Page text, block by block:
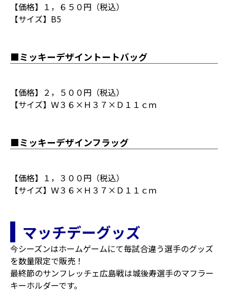
【価格】１，６５０円（税込）
【サイズ】B5
■ミッキーデザイントートバッグ
【価格】２，５００円（税込）
【サイズ】Ｗ３６×Ｈ３７×Ｄ１１ｃｍ
■ミッキーデザインフラッグ
【価格】１，３００円（税込）
【サイズ】Ｗ３６×Ｈ３７×Ｄ１１ｃｍ
マッチデーグッズ
今シーズンはホームゲームにて毎試合違う選手のグッズ
を数量限定で販売！
最終節のサンフレッチェ広島戦は城後寿選手のマフラー
キーホルダーです。